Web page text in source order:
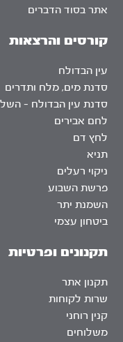
אתר בסוד הדברים
קורסים והרצאות
עין הבדולח
סדנת מים, מלח ותדרים
סדנת עין הבדולח –
לחם אבירים
לחץ דם
תניא
ניקוי רעלים
פרשת השבוע
השמנת יתר
ביטחון עצמי
תקנונים ופרטיות
תקנון אתר
שרות לקוחות
קנין רוחני
משלוחים